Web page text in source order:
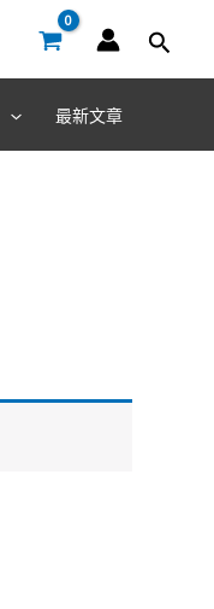
最新文章